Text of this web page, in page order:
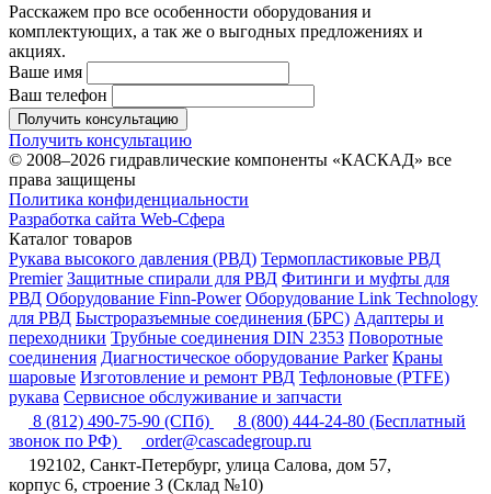
Расскажем про все особенности оборудования и
комплектующих, а так же о выгодных предложениях и
акциях.
Ваше имя
Ваш телефон
Получить консультацию
Получить консультацию
© 2008–2026 гидравлические компоненты «КАСКАД» все
права защищены
Политика конфиденциальности
Разработка сайта Web-Сфера
Каталог товаров
Рукава высокого давления (РВД) Термопластиковые РВД
Premier Защитные спирали для РВД Фитинги и муфты для
РВД Оборудование Finn-Power Оборудование Link Technology
для РВД Быстроразъемные соединения (БРС) Адаптеры и
переходники Трубные соединения DIN 2353 Поворотные
соединения Диагностическое оборудование Parker Краны
шаровые Изготовление и ремонт РВД Тефлоновые (PTFE)
рукава Сервисное обслуживание и запчасти
8 (812) 490-75-90 (СПб) 8 (800) 444-24-80 (Бесплатный
звонок по РФ)
order@cascadegroup.ru
192102, Санкт-Петербург, улица Салова, дом 57,
корпус 6, строение 3 (Склад №10)